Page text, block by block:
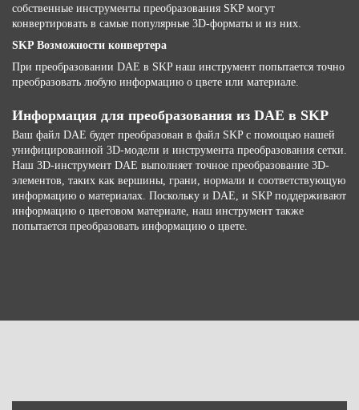
собственные инструменты преобразования SKP могут
конвертировать в самые популярные 3D-форматы и из них.
SKP Возможности конвертера
При преобразовании DAE в SKP наш инструмент попытается точно
преобразовать любую информацию о цвете или материале.
Информация для преобразования из DAE в SKP
Ваш файл DAE будет преобразован в файл SKP с помощью нашей
унифицированной 3D-модели и инструмента преобразования сетки.
Наш 3D-инструмент DAE выполняет точное преобразование 3D-
элементов, таких как вершины, грани, нормали и соответствующую
информацию о материалах. Поскольку и DAE, и SKP поддерживают
информацию о цветовом материале, наш инструмент также
попытается преобразовать информацию о цвете.